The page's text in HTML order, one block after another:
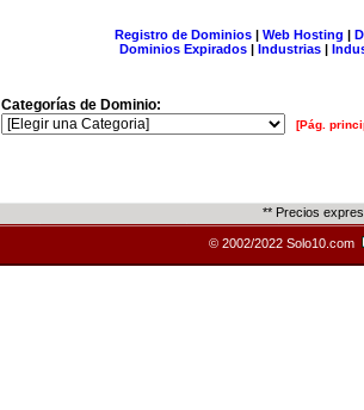
Registro de Dominios| Web Hosting |
Dominios Expirados | Industrias |
Categorías de Dominio:
[Pág.
** Precios
© 2002/2022 Solo10.com